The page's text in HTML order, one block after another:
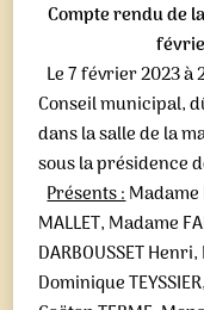
Compte rendu de
Le 7 février 2023 à
Conseil municipal,
dans la salle de la
sous la présidence
Présents :Madame
MALLET, Madame
DARBOUSSET
Dominique